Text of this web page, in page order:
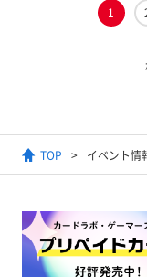
1
TOP イベント情